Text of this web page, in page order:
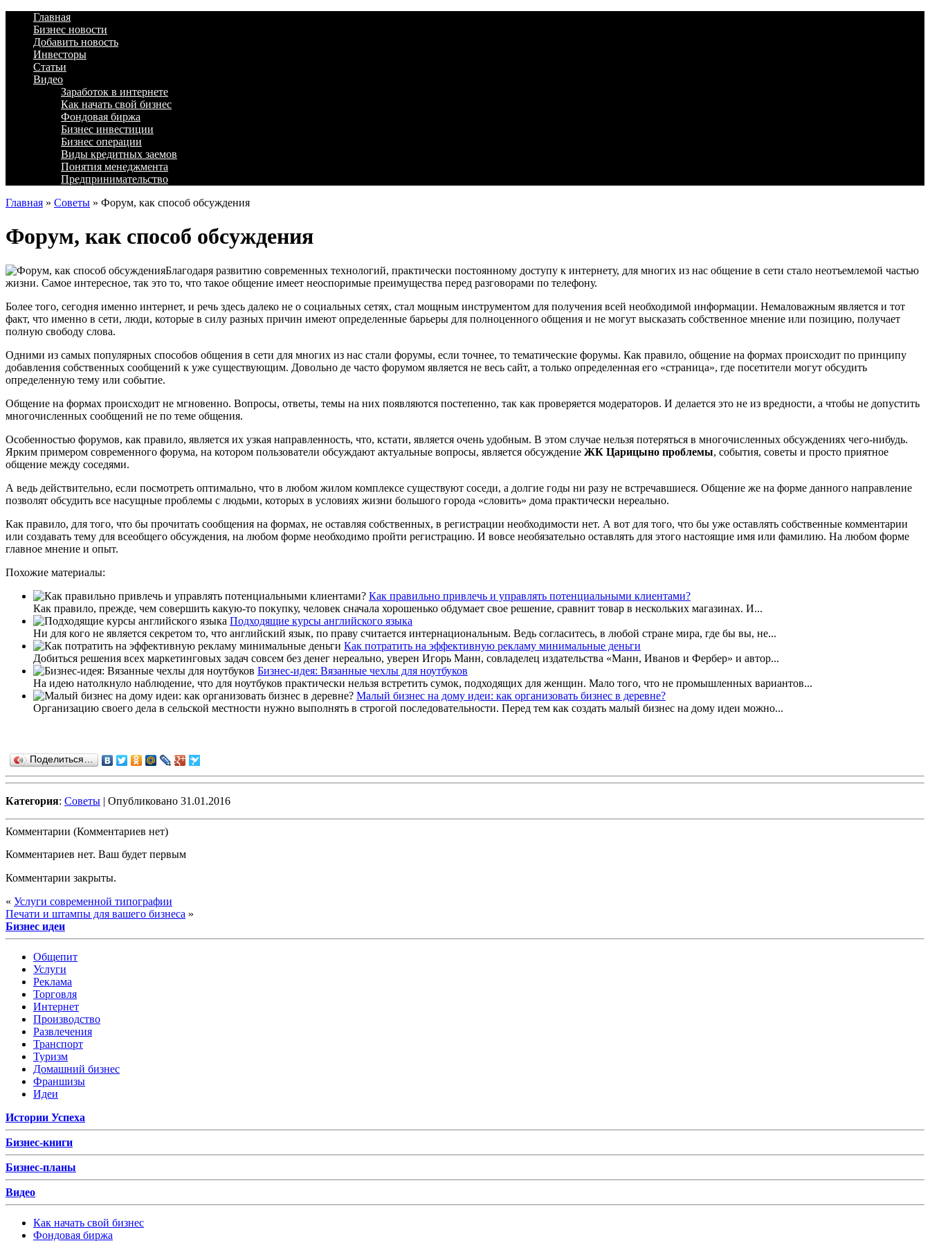
Главная
Бизнес новости
Добавить новость
Инвесторы
Статьи
Видео
Заработок в интернете
Как начать свой бизнес
Фондовая биржа
Бизнес инвестиции
Бизнес операции
Виды кредитных заемов
Понятия менеджмента
Предпринимательство
Главная » Советы » Форум, как способ обсуждения
Форум, как способ обсуждения
Благодаря развитию современных технологий, практически постоянному доступу к интернету, для многих из нас общение в сети стало неотъемлемой частью
жизни. Самое интересное, так это то, что такое общение имеет неоспоримые преимущества перед разговорами по телефону.
Более того, сегодня именно интернет, и речь здесь далеко не о социальных сетях, стал мощным инструментом для получения всей необходимой информации. Немаловажным является и тот
факт, что именно в сети, люди, которые в силу разных причин имеют определенные барьеры для полноценного общения и не могут высказать собственное мнение или позицию, получает
полную свободу слова.
Одними из самых популярных способов общения в сети для многих из нас стали форумы, если точнее, то тематические форумы. Как правило, общение на формах происходит по принципу
добавления собственных сообщений к уже существующим. Довольно де часто форумом является не весь сайт, а только определенная его «страница», где посетители могут обсудить
определенную тему или событие.
Общение на формах происходит не мгновенно. Вопросы, ответы, темы на них появляются постепенно, так как проверяется модераторов. И делается это не из вредности, а чтобы не допустить
многочисленных сообщений не по теме общения.
Особенностью форумов, как правило, является их узкая направленность, что, кстати, является очень удобным. В этом случае нельзя потеряться в многочисленных обсуждениях чего-нибудь.
Ярким примером современного форума, на котором пользователи обсуждают актуальные вопросы, является обсуждение ЖК Царицыно проблемы, события, советы и просто приятное
общение между соседями.
А ведь действительно, если посмотреть оптимально, что в любом жилом комплексе существуют соседи, а долгие годы ни разу не встречавшиеся. Общение же на форме данного направление
позволят обсудить все насущные проблемы с людьми, которых в условиях жизни большого города «словить» дома практически нереально.
Как правило, для того, что бы прочитать сообщения на формах, не оставляя собственных, в регистрации необходимости нет. А вот для того, что бы уже оставлять собственные комментарии
или создавать тему для всеобщего обсуждения, на любом форме необходимо пройти регистрацию. И вовсе необязательно оставлять для этого настоящие имя или фамилию. На любом форме
главное мнение и опыт.
Похожие материалы:
Как правильно привлечь и управлять потенциальными клиентами?
Как правило, прежде, чем совершить какую-то покупку, человек сначала хорошенько обдумает свое решение, сравнит товар в нескольких магазинах. И...
Подходящие курсы английского языка
Ни для кого не является секретом то, что английский язык, по праву считается интернациональным. Ведь согласитесь, в любой стране мира, где бы вы, не...
Как потратить на эффективную рекламу минимальные деньги
Добиться решения всех маркетинговых задач совсем без денег нереально, уверен Игорь Манн, совладелец издательства «Манн, Иванов и Фербер» и автор...
Бизнес-идея: Вязанные чехлы для ноутбуков
На идею натолкнуло наблюдение, что для ноутбуков практически нельзя встретить сумок, подходящих для женщин. Мало того, что не промышленных вариантов...
Малый бизнес на дому идеи: как организовать бизнес в деревне?
Организацию своего дела в сельской местности нужно выполнять в строгой последовательности. Перед тем как создать малый бизнес на дому идеи можно...
Поделиться…
Категория: Советы | Опубликовано 31.01.2016
Комментарии (Комментариев нет)
Комментариев нет. Ваш будет первым
Комментарии закрыты.
« Услуги современной типографии
Печати и штампы для вашего бизнеса »
Бизнес идеи
Общепит
Услуги
Реклама
Торговля
Интернет
Производство
Развлечения
Транспорт
Туризм
Домашний бизнес
Франшизы
Идеи
Истории Успеха
Бизнес-книги
Бизнес-планы
Видео
Как начать свой бизнес
Фондовая биржа